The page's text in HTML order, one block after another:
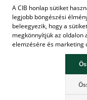
A CIB honlap sütiket
legjobb böngészési
beleegyezik, hogy a
megkönnyítjük az oldalon
elemzésére és marketing
Biztosítási üfsz. fax
(+36 1) 489 6712